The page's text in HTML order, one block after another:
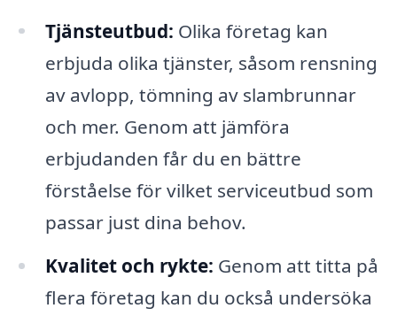
Tjänsteutbud: Olika företag kan
erbjuda olika tjänster, såsom rensning
av avlopp, tömning av slambrunnar
och mer. Genom att jämföra
erbjudanden får du en bättre
förståelse för vilket serviceutbud som
passar just dina behov.
Kvalitet och rykte: Genom att titta på
flera företag kan du också undersöka